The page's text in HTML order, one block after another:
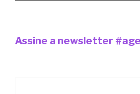
Assine a newsletter